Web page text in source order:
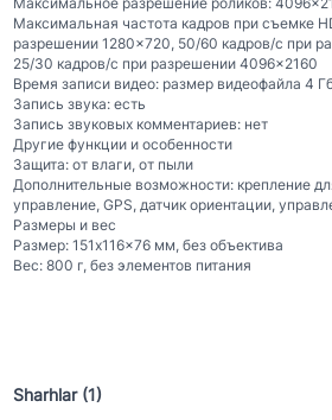
Максимальная частота кадров при съемке
разрешении 1280×720, 50/60 кадров/с при
25/30 кадров/с при разрешении 4096×2160
Время записи видео: размер видеофайла 4
Запись звука: есть
Запись звуковых комментариев: нет
Другие функции и особенности
Защита: от влаги, от пыли
Дополнительные возможности: крепление
управление, GPS, датчик ориентации,
Размеры и вес
Размер: 151x116x76 мм, без объектива
Вес: 800 г, без элементов питания
Sharhlar (1)